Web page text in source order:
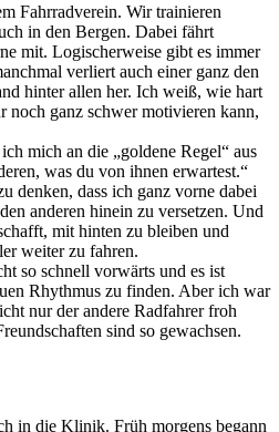
Fahrradverein. Wir trainieren
in den Bergen. Dabei fährt
mit. Logischerweise gibt es immer
verliert auch einer ganz den
hinter allen her. Ich weiß, wie hart
noch ganz schwer motivieren kann,
mich an die „goldene Regel“ aus
was du von ihnen erwartest.“
denken, dass ich ganz vorne dabei
anderen hinein zu versetzen. Und
mit hinten zu bleiben und
weiter zu fahren.
so schnell vorwärts und es ist
Rhythmus zu finden. Aber ich war
nur der andere Radfahrer froh
sind so gewachsen.
in die Klinik. Früh morgens begann